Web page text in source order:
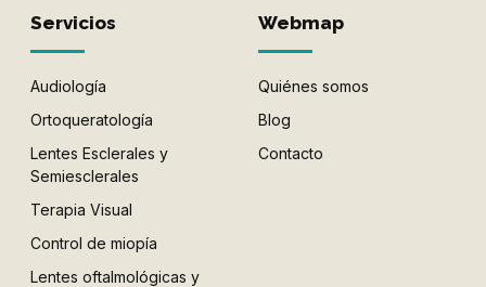
Servicios
Audiología
Ortoqueratología
Lentes Esclerales y
Semiesclerales
Terapia Visual
Control de miopía
Lentes oftalmológicas y
Webmap
Quiénes somos
Blog
Contacto